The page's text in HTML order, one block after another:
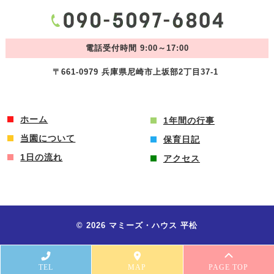
電話受付時間 9:00～17:00
〒661-0979 兵庫県尼崎市上坂部2丁目37-1
ホーム
当園について
1日の流れ
1年間の行事
保育日記
アクセス
© 2026 マミーズ・ハウス 平松
TEL MAP PAGE TOP